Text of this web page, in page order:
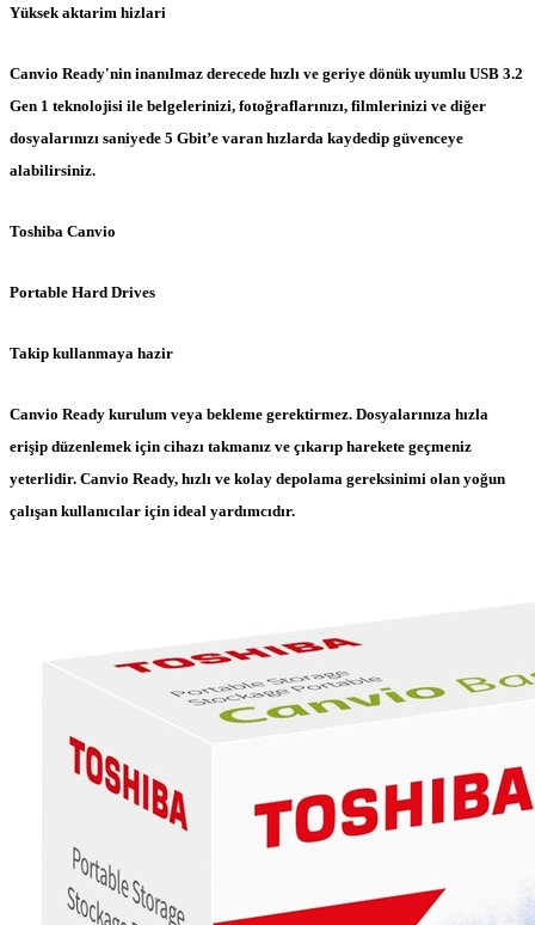
Yüksek aktarim hizlari
Canvio Ready'nin inanılmaz derecede hızlı ve geriye dönük uyumlu USB 3.2
Gen 1 teknolojisi ile belgelerinizi, fotoğraflarınızı, filmlerinizi ve diğer
dosyalarınızı saniyede 5 Gbit’e varan hızlarda kaydedip güvenceye
alabilirsiniz.
Toshiba Canvio
Portable Hard Drives
Takip kullanmaya hazir
Canvio Ready kurulum veya bekleme gerektirmez. Dosyalarınıza hızla
erişip düzenlemek için cihazı takmanız ve çıkarıp harekete geçmeniz
yeterlidir. Canvio Ready, hızlı ve kolay depolama gereksinimi olan yoğun
çalışan kullanıcılar için ideal yardımcıdır.